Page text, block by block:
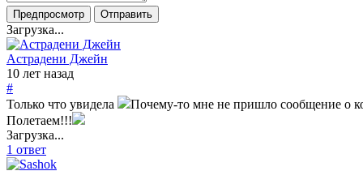
Загрузка...
Астрадени Джейн
10 лет назад
#
Только что увидела
Почему-то мне не пришло сообщение о
Полетаем!!!
Загрузка...
1 ответ